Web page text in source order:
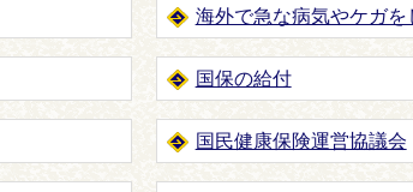
海外で急な病気やケガを
国保の給付
国民健康保険運営協議会